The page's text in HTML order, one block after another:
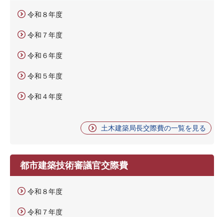
令和８年度
令和７年度
令和６年度
令和５年度
令和４年度
土木建築局長交際費の一覧を見る
都市建築技術審議官交際費
令和８年度
令和７年度